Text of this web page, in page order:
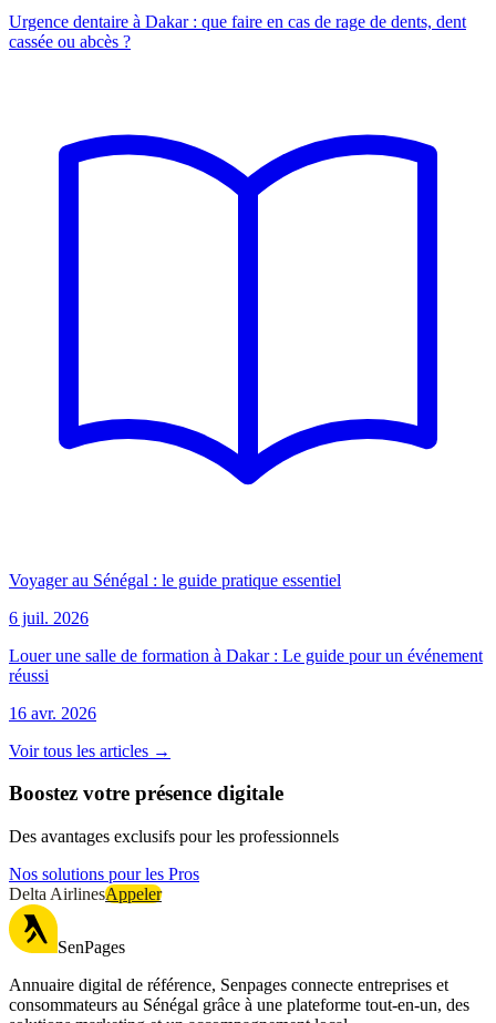
Urgence dentaire à Dakar : que faire en cas de rage de dents, dent
cassée ou abcès ?
Voyager au Sénégal : le guide pratique essentiel
6 juil. 2026
Louer une salle de formation à Dakar : Le guide pour un événement
réussi
16 avr. 2026
Voir tous les articles →
Boostez votre présence digitale
Des avantages exclusifs pour les professionnels
Nos solutions pour les Pros
Delta AirlinesAppeler
SenPages
Annuaire digital de référence, Senpages connecte entreprises et
consommateurs au Sénégal grâce à une plateforme tout-en-un, des